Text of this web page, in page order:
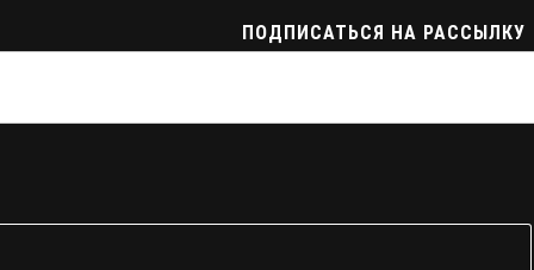
ПОДПИСАТЬСЯ НА РАССЫЛКУ